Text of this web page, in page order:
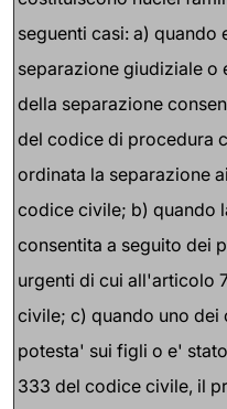
seguenti casi: a) quando
separazione giudiziale
della separazione
del codice di procedura
ordinata la separazione
codice civile; b) quando
consentita a seguito dei
urgenti di cui all'articolo
civile; c) quando uno dei
potesta' sui figli o e'
333 del codice civile, il